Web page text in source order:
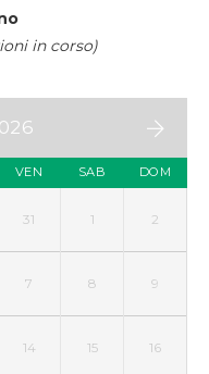
in corso)
VEN SAB DOM
31 1 2
7 8 9
14 15 16